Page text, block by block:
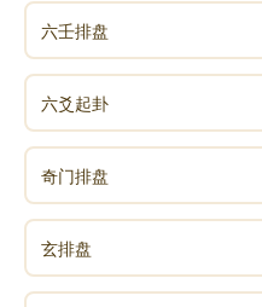
六壬排盘
六爻起卦
奇门排盘
玄排盘